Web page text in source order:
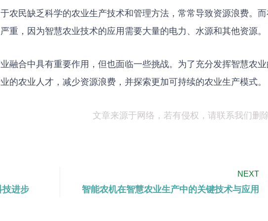
农民缺乏科学的农业生产技术和管理方法，常常导致资源浪费。而
重，因为智慧农业技术的应用需要大量的电力、水源和其他资源。
融合中具有重要作用，但也面临一些挑战。为了充分发挥智慧农业
的农业人才，减少资源浪费，并探索更加可持续的农业生产模式。
文章来源于网络，若有侵权，请联系我们删除
技进步
NEXT
智能农机在智慧农业生产中的关键技术与应用